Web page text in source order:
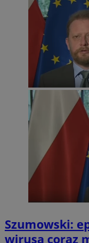
Szumowski:
wirusa coraz